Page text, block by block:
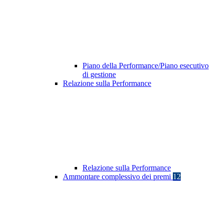
Piano della Performance/Piano esecutivo
di gestione
Relazione sulla Performance
Relazione sulla Performance
Ammontare complessivo dei premi 12